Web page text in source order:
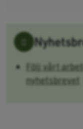
Följ vårt
nyhetsbrevet